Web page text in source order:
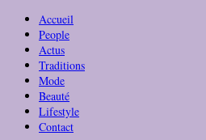
Accueil
People
Actus
Traditions
Mode
Beauté
Lifestyle
Contact